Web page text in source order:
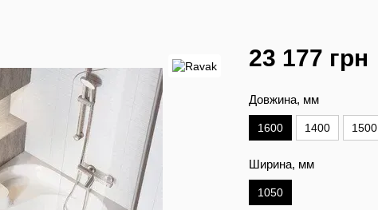
23 177 грн
Довжина, мм
1600 1400 1500
Ширина, мм
1050